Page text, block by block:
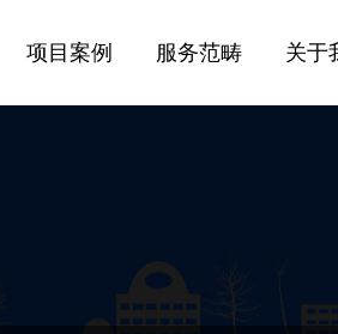
项目案例 服务范畴 关于